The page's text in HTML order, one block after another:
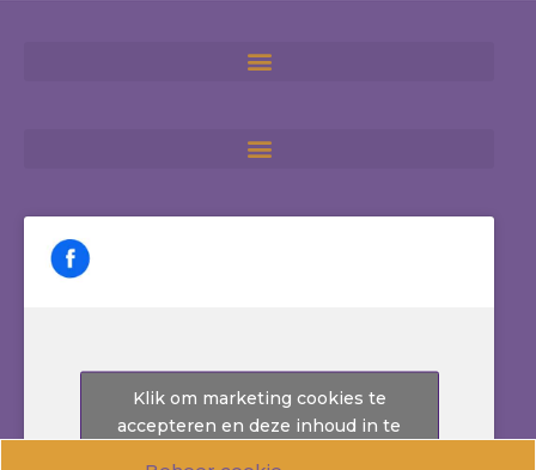
Klik om marketing cookies te
accepteren en deze inhoud in te